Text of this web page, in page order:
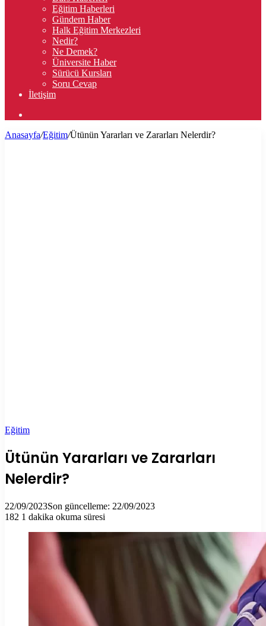
Eğitim Haberleri
Gündem Haber
Halk Eğitim Merkezleri
Nedir?
Ne Demek?
Üniversite Haber
Sürücü Kursları
Soru Cevap
İletişim
...
Anasayfa/Eğitim/Ütünün Yararları ve Zararları Nelerdir?
Eğitim
Ütünün Yararları ve Zararları
Nelerdir?
22/09/2023Son güncelleme: 22/09/2023
182 1 dakika okuma süresi